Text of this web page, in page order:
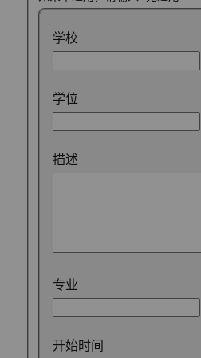
学校
学位
描述
专业
开始时间